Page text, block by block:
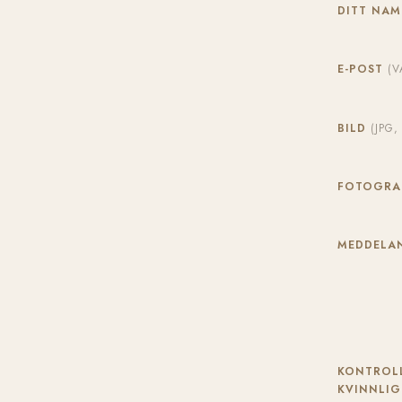
DITT
E-POST
BILD